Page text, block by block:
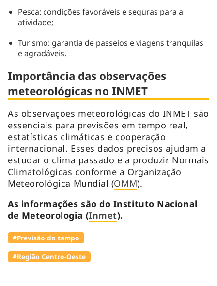
Pesca: condições favoráveis e seguras para a
atividade;
Turismo: garantia de passeios e viagens tranquilas
e agradáveis.
Importância das observações
meteorológicas no INMET
As observações meteorológicas do INMET são
essenciais para previsões em tempo real,
estatísticas climáticas e cooperação
internacional. Esses dados precisos ajudam a
estudar o clima passado e a produzir Normais
Climatológicas conforme a Organização
Meteorológica Mundial (OMM).
As informações são do Instituto Nacional
de Meteorologia (Inmet).
#Previsão do tempo
#Região Centro-Oeste